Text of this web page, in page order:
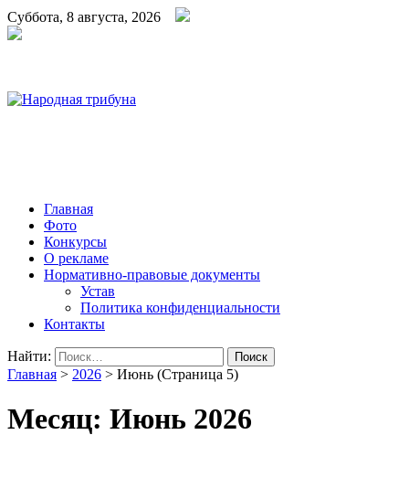
Суббота, 8 августа, 2026
Главная
Фото
Конкурсы
О рекламе
Нормативно-правовые документы
Устав
Политика конфиденциальности
Контакты
Найти:
Главная > 2026 > Июнь (Страница 5)
Месяц: Июнь 2026